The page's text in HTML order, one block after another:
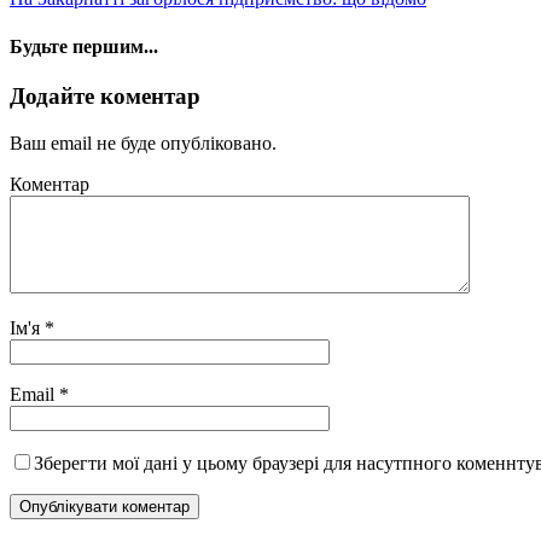
Будьте першим...
Додайте коментар
Ваш email не буде опубліковано.
Коментар
Ім'я *
Email *
Зберегти мої дані у цьому браузері для насутпного